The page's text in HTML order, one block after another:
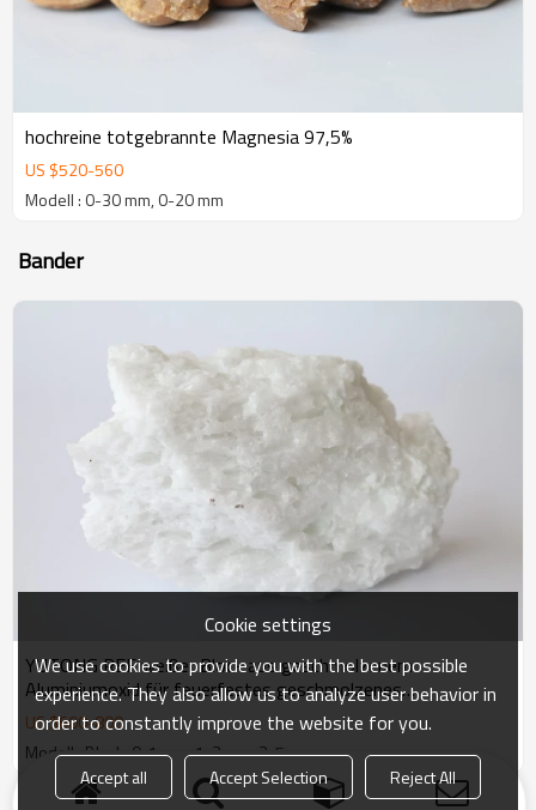
hochreine totgebrannte Magnesia 97,5%
US $520-560
Modell : 0-30 mm, 0-20 mm
Bander
YUTONG REF weißer Block aus geschmolzenem
Aluminiumoxid für feuerfestes geschmolzenes
Magnesiaoxid
US $600-800
Modell : Block, 0-1 mm, 1-3 mm, 3-5 mm
Cookie settings
We use cookies to provide you with the best possible
experience. They also allow us to analyze user behavior in
order to constantly improve the website for you.
Accept all Accept Selection Reject All